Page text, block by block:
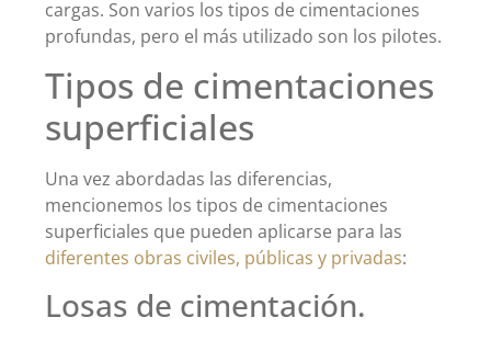
cargas. Son varios los tipos de cimentaciones
profundas, pero el más utilizado son los pilotes.
Tipos de cimentaciones
superficiales
Una vez abordadas las diferencias,
mencionemos los tipos de cimentaciones
superficiales que pueden aplicarse para las
diferentes obras civiles, públicas y privadas:
Losas de cimentación.